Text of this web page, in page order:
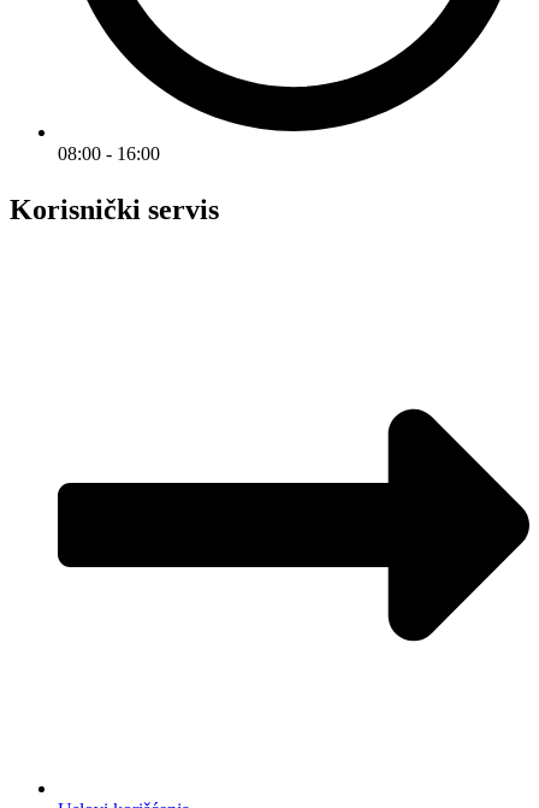
08:00 - 16:00
Korisnički servis